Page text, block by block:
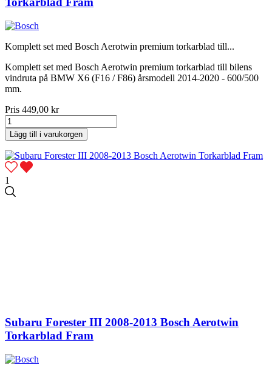
Komplett set med Bosch Aerotwin premium torkarblad till...
Komplett set med Bosch Aerotwin premium torkarblad till bilens
vindruta på BMW X6 (F16 / F86) årsmodell 2014-2020 - 600/500
mm.
Pris 449,00 kr
Lägg till i varukorgen
1
Subaru Forester III 2008-2013 Bosch Aerotwin
Torkarblad Fram